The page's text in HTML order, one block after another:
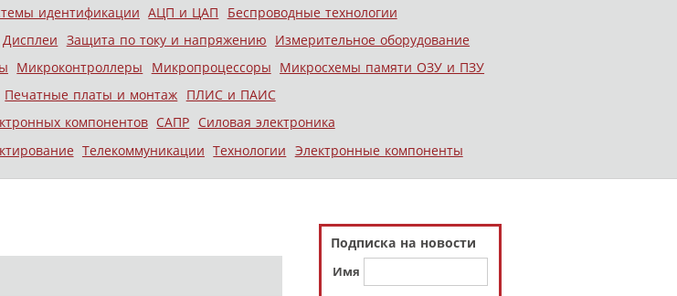
идентификации АЦП и ЦАП
Беспроводные технологии
Дисплеи Защита по току и напряжению Измерительное оборудование
Микроконтроллеры Микропроцессоры Микросхемы памяти ОЗУ и ПЗУ
Печатные платы и монтаж ПЛИС и ПАИС
компонентов САПР Силовая электроника
Телекоммуникации Технологии Электронные компоненты
Подписка на новости
Имя